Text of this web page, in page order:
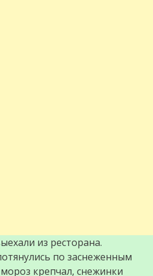
из ресторана.
по заснеженным
крепчал, снежинки